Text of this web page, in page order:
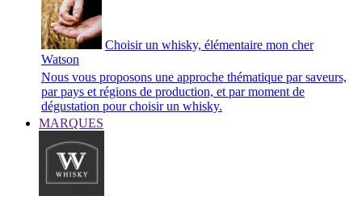
Choisir un whisky, élémentaire mon cher
Watson
Nous vous proposons une approche thématique par saveurs,
par pays et régions de production, et par moment de
dégustation pour choisir un whisky.
MARQUES